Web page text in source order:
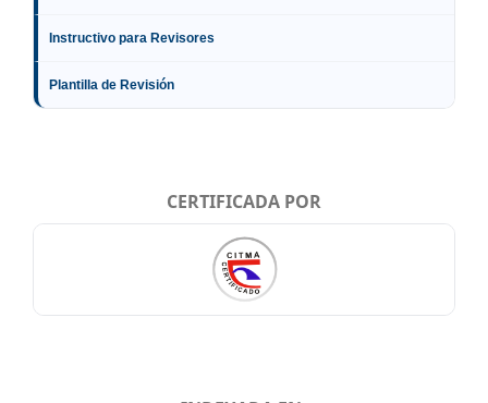
Instructivo para Revisores
Plantilla de Revisión
CERTIFICADA POR